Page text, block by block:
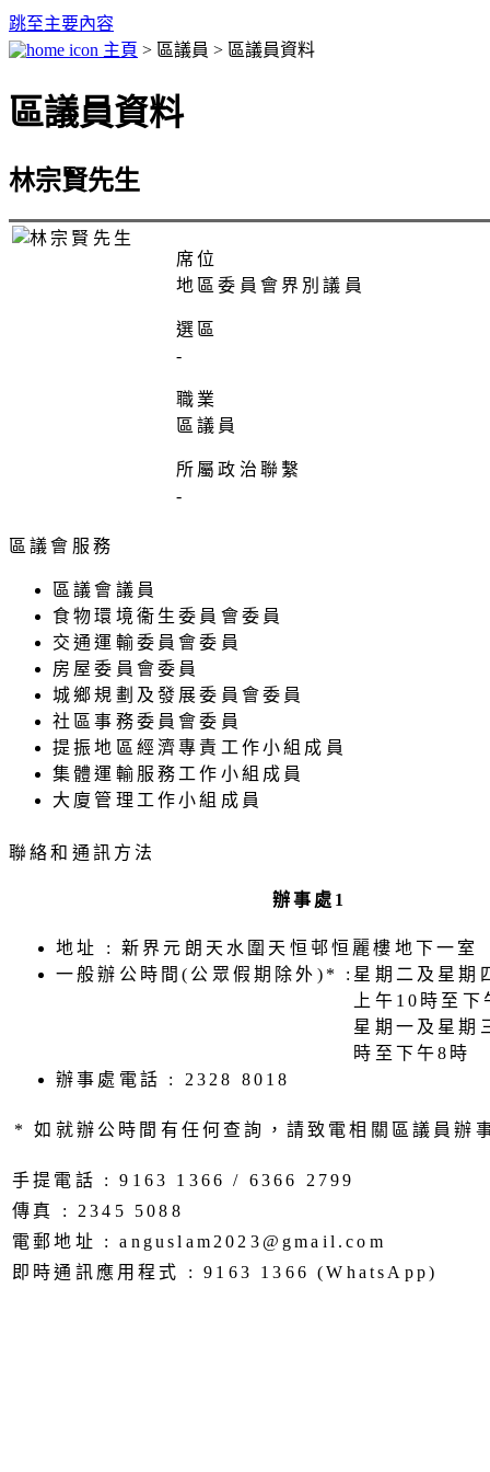
跳至主要內容
主頁 > 區議員 > 區議員資料
區議員資料
林宗賢先生
席位
地區委員會界別議員
選區
-
職業
區議員
所屬政治聯繫
-
區議會服務
區議會議員
食物環境衞生委員會委員
交通運輸委員會委員
房屋委員會委員
城鄉規劃及發展委員會委員
社區事務委員會委員
提振地區經濟專責工作小組成員
集體運輸服務工作小組成員
大廈管理工作小組成員
聯絡和通訊方法
辦事處1
地址 : 新界元朗天水圍天恒邨恒麗樓地下一室
一般辦公時間(公眾假期除外)* : 星期二及星期
上午10時至
星期一及星期
時至下午8時
辦事處電話 : 2328 8018
* 如就辦公時間有任何查詢，請致電相關區議員辦
手提電話 : 9163 1366 / 6366 2799
傳真 : 2345 5088
電郵地址 : anguslam2023@gmail.com
即時通訊應用程式 : 9163 1366 (WhatsApp)